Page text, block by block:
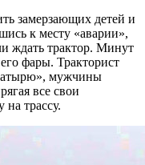
замерзающих детей и
к месту «аварии»,
ждать трактор. Минут
фары. Тракторист
мужчины
все свои
трассу.